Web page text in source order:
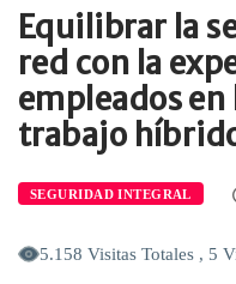
Equilibrar la
red con la
empleados en
trabajo
SEGURIDAD INTEGRAL
5.158 Visitas Totales , 5